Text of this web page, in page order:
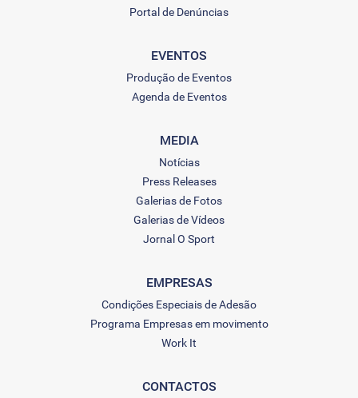
Portal de Denúncias
EVENTOS
Produção de Eventos
Agenda de Eventos
MEDIA
Notícias
Press Releases
Galerias de Fotos
Galerias de Vídeos
Jornal O Sport
EMPRESAS
Condições Especiais de Adesão
Programa Empresas em movimento
Work It
CONTACTOS